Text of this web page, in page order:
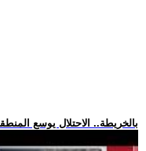
.. بالخريطة.. الاحتلال يوسع